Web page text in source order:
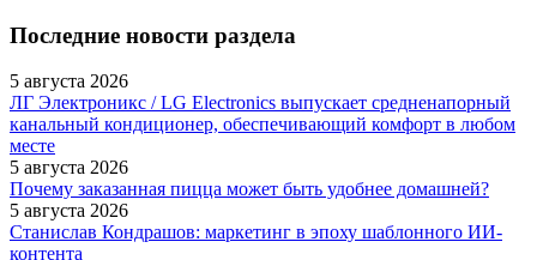
Последние новости раздела
5 августа 2026
ЛГ Электроникс / LG Electronics выпускает средненапорный
канальный кондиционер, обеспечивающий комфорт в любом
месте
5 августа 2026
Почему заказанная пицца может быть удобнее домашней?
5 августа 2026
Станислав Кондрашов: маркетинг в эпоху шаблонного ИИ-
контента